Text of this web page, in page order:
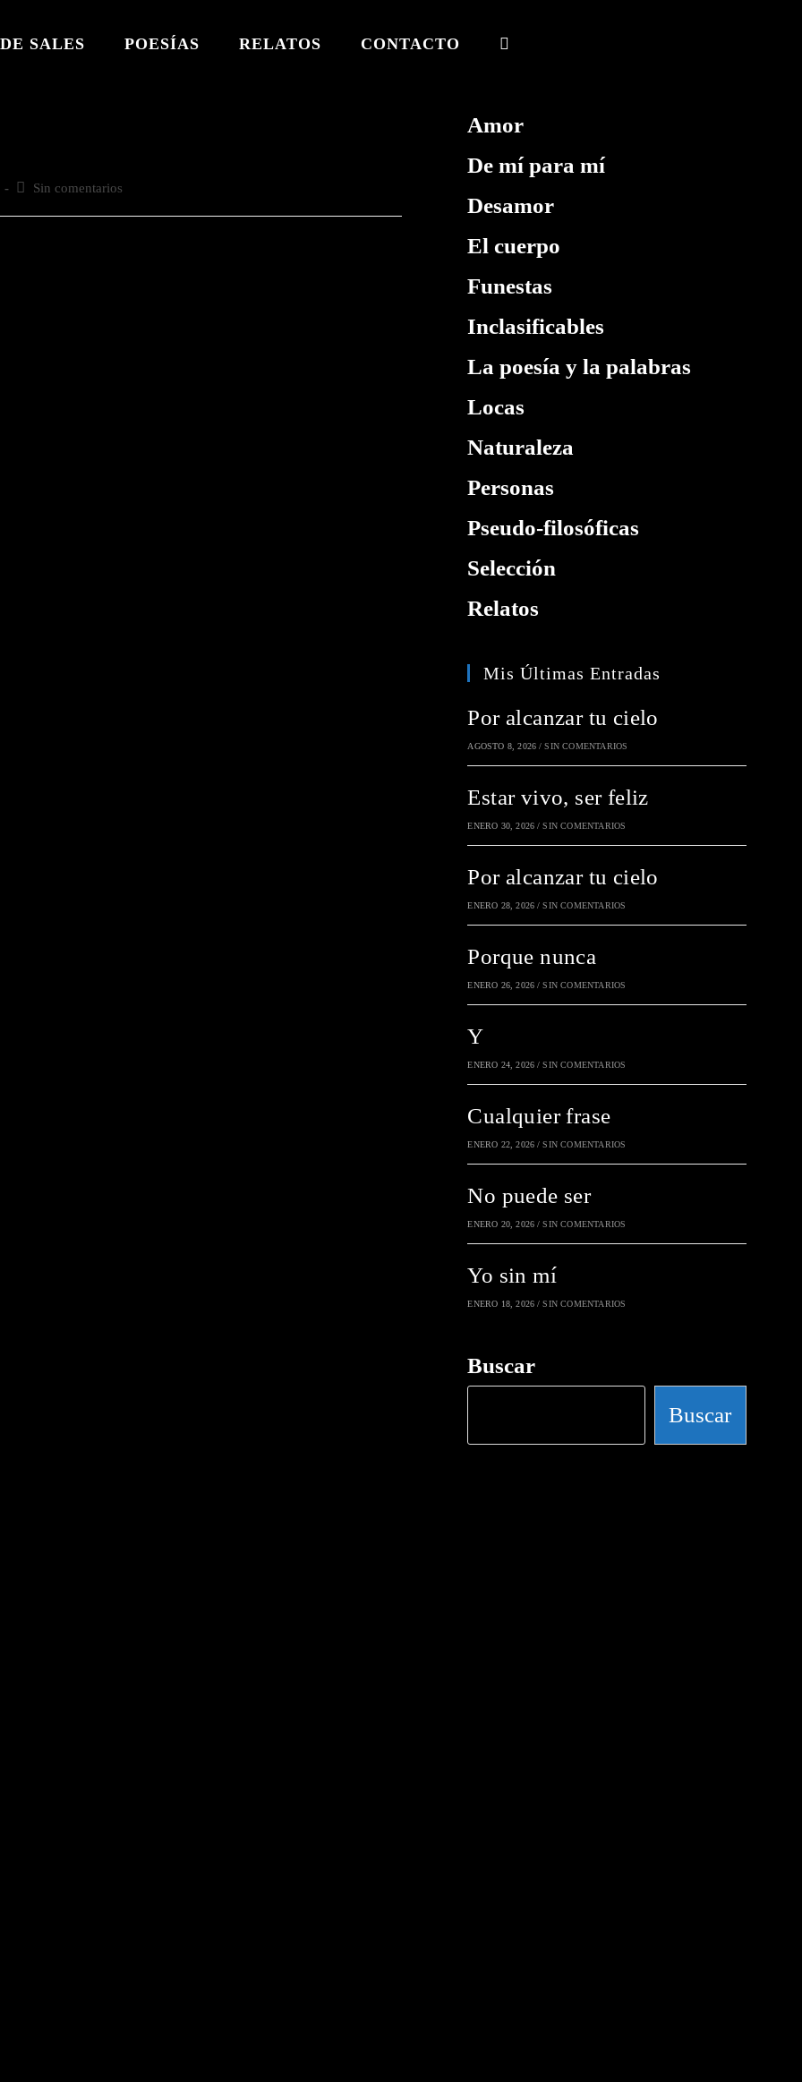
SALES POESÍAS RELATOS CONTACTO
WEB
Comentarios
Sin comentarios
Amor
De mí para mí
Desamor
El cuerpo
Funestas
Inclasificables
La poesía y la palabras
Locas
Naturaleza
Personas
Pseudo-filosóficas
Selección
Relatos
Mis Últimas Entradas
Por alcanzar tu cielo
AGOSTO 8, 2026 / SIN COMENTARIOS
Estar vivo, ser feliz
ENERO 30, 2026 / SIN COMENTARIOS
Por alcanzar tu cielo
ENERO 28, 2026 / SIN COMENTARIOS
Porque nunca
ENERO 26, 2026 / SIN COMENTARIOS
Y
ENERO 24, 2026 / SIN COMENTARIOS
Cualquier frase
ENERO 22, 2026 / SIN COMENTARIOS
No puede ser
ENERO 20, 2026 / SIN COMENTARIOS
Yo sin mí
ENERO 18, 2026 / SIN COMENTARIOS
Buscar
Buscar